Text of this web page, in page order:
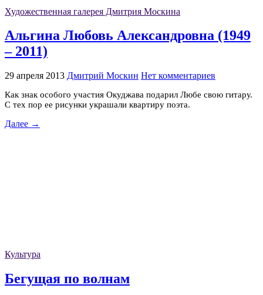
Художественная галерея Дмитрия Москина
Альгина Любовь Александровна (1949
– 2011)
29 апреля 2013 Дмитрий Москин Нет комментариев
Как знак особого участия Окуджава подарил Любе свою гитару.
С тех пор ее рисунки украшали квартиру поэта.
Далее →
Культура
Бегущая по волнам